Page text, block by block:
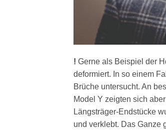
! Gerne als Beispiel der
deformiert. In so einem
Brüche untersucht. An
Model Y zeigten sich
Längsträger-Endstücke
und verklebt. Das Ganze